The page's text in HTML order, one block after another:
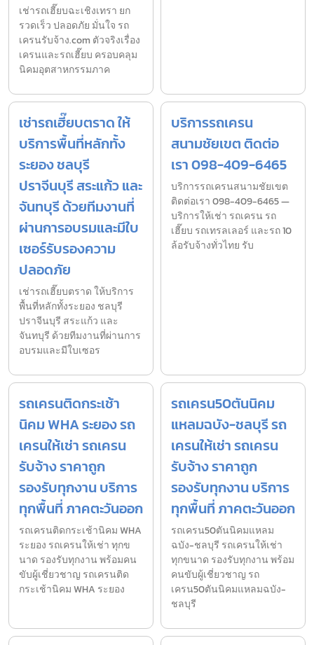
เช่ารถเฮี๊ยบฉะเชิงเทรา ยก
รวดเร็ว ปลอดภัย มั่นใจ รถ
เครนรับจ้าง.com ตัวจริงเรื่อง
เครนและรถเฮี๊ยบ ครอบคลุม
นิคมอุตสาหกรรมภาค
เช่ารถเฮี๊ยบตราด ให้
บริการพื้นที่หลักทั้ง
ระยอง ชลบุรี
ปราจีนบุรี สระแก้ว และ
จันทบุรี ด้วยทีมงานที่
ผ่านการอบรมและมีใบ
เซอร์รับรองความ
ปลอดภัย
เช่ารถเฮี๊ยบตราด ให้บริการ
พื้นที่หลักทั้งระยอง ชลบุรี
ปราจีนบุรี สระแก้ว และ
จันทบุรี ด้วยทีมงานที่ผ่านการ
อบรมและมีใบเซอร
บริการรถเครน
สนามชัยเขต ติดต่อ
เรา 098-409-6465
บริการรถเครนสนามชัยเขต
ติดต่อเรา 098-409-6465 —
บริการให้เช่า รถเครน รถ
เฮี๊ยบ รถเทรลเลอร์ และรถ 10
ล้อรับจ้างทั่วไทย รับ
รถเครนติดกระเช้า
นิคม WHA ระยอง รถ
เครนให้เช่า รถเครน
รับจ้าง ราคาถูก
รองรับทุกงาน บริการ
ทุกพื้นที่ ภาคตะวันออก
รถเครนติดกระเช้านิคม WHA
ระยอง รถเครนให้เช่า ทุกข
นาด รองรับทุกงาน พร้อมคน
ขับผู้เชี่ยวชาญ รถเครนติด
กระเช้านิคม WHA ระยอง
รถเครน50ตันนิคม
แหลมฉบัง-ชลบุรี รถ
เครนให้เช่า รถเครน
รับจ้าง ราคาถูก
รองรับทุกงาน บริการ
ทุกพื้นที่ ภาคตะวันออก
รถเครน50ตันนิคมแหลม
ฉบัง-ชลบุรี รถเครนให้เช่า
ทุกขนาด รองรับทุกงาน พร้อม
คนขับผู้เชี่ยวชาญ รถ
เครน50ตันนิคมแหลมฉบัง-
ชลบุรี